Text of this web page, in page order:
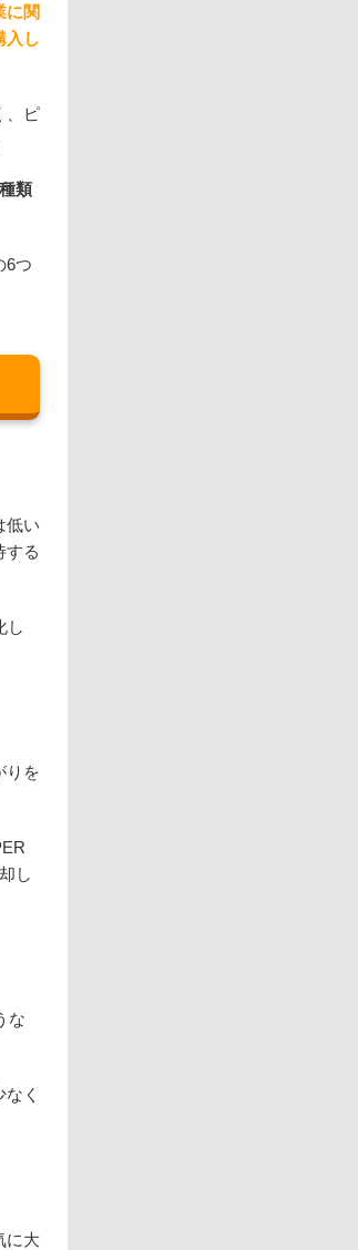
に関
入し
、ピ
類
6つ
低い
する
し
りを
し
な
く
に大